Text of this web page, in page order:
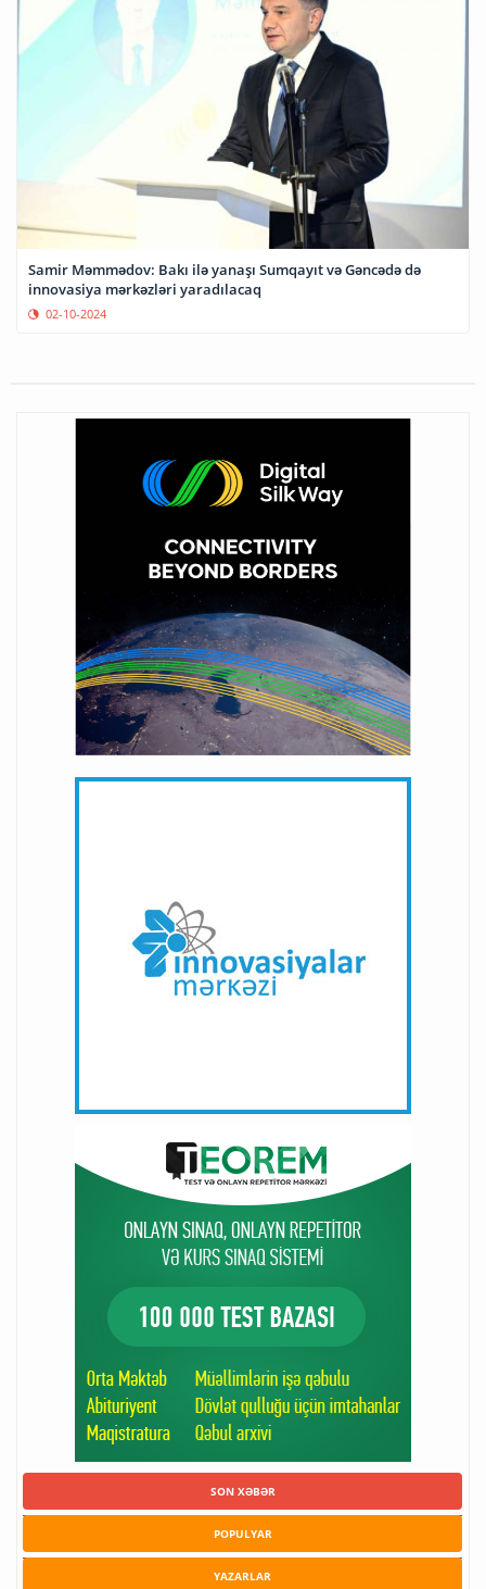
Samir Məmmədov: Bakı ilə yanaşı Sumqayıt və Gəncədə də
innovasiya mərkəzləri yaradılacaq
02-10-2024
SON XƏBƏR
POPULYAR
YAZARLAR